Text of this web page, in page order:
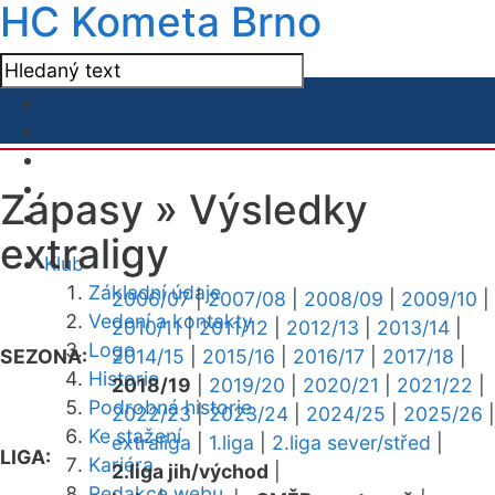
HC Kometa Brno
Klub
Základní údaje
Vedení a kontakty
Logo
Historie
Podrobná historie
Ke stažení
Kariéra
Zápasy » Výsledky
extraligy
SEZONA:
2006/07|2007/08 2008/09 2009/10
2010/11|2011/12 2012/13 2013/14
2014/15
2015/16 2016/17 2017/18
2018/19
2019/20 2020/21 2021/22
2022/23|2023/24 2024/25 2025/26
LIGA:
extraliga 1.liga 2.liga sever/střed
2.liga jih/východ